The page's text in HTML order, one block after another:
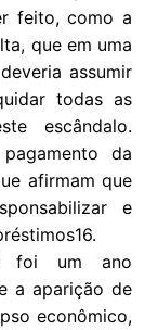
feito, como a
que em uma
assumir
todas as
escândalo.
da
afirmam que
e
foi um ano
a aparição de
econômico,